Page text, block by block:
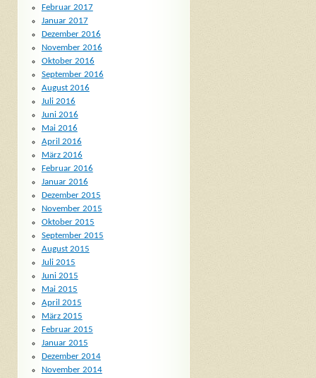
Februar 2017
Januar 2017
Dezember 2016
November 2016
Oktober 2016
September 2016
August 2016
Juli 2016
Juni 2016
Mai 2016
April 2016
März 2016
Februar 2016
Januar 2016
Dezember 2015
November 2015
Oktober 2015
September 2015
August 2015
Juli 2015
Juni 2015
Mai 2015
April 2015
März 2015
Februar 2015
Januar 2015
Dezember 2014
November 2014